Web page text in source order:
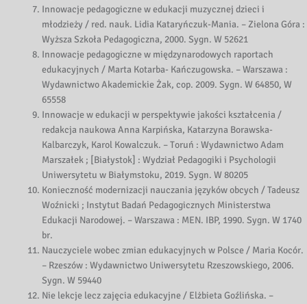
Innowacje pedagogiczne w edukacji muzycznej dzieci i
młodzieży / red. nauk. Lidia Kataryńczuk-Mania. – Zielona Góra :
Wyższa Szkoła Pedagogiczna, 2000. Sygn. W 52621
Innowacje pedagogiczne w międzynarodowych raportach
edukacyjnych / Marta Kotarba- Kańczugowska. – Warszawa :
Wydawnictwo Akademickie Żak, cop. 2009. Sygn. W 64850, W
65558
Innowacje w edukacji w perspektywie jakości kształcenia /
redakcja naukowa Anna Karpińska, Katarzyna Borawska-
Kalbarczyk, Karol Kowalczuk. – Toruń : Wydawnictwo Adam
Marszałek ; [Białystok] : Wydział Pedagogiki i Psychologii
Uniwersytetu w Białymstoku, 2019. Sygn. W 80205
Konieczność modernizacji nauczania języków obcych / Tadeusz
Woźnicki ; Instytut Badań Pedagogicznych Ministerstwa
Edukacji Narodowej. – Warszawa : MEN. IBP, 1990. Sygn. W 1740
br.
Nauczyciele wobec zmian edukacyjnych w Polsce / Maria Kocór.
– Rzeszów : Wydawnictwo Uniwersytetu Rzeszowskiego, 2006.
Sygn. W 59440
Nie lekcje lecz zajęcia edukacyjne / Elżbieta Goźlińska. –